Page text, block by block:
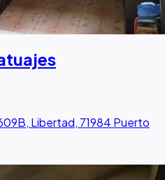
Libertad, 71984 Puerto